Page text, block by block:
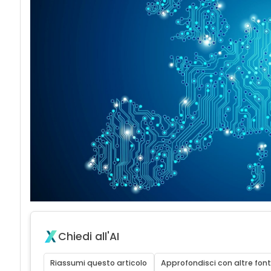
Chiedi all'AI
Riassumi questo articolo Approfondisci con altre